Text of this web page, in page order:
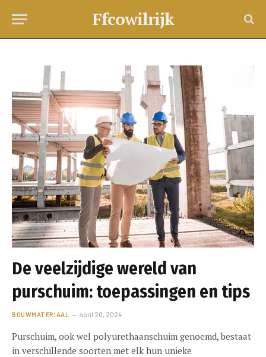
Ffcowilrijk
De veelzijdige wereld van
purschuim: toepassingen en tips
BOUWMATERIAAL april 20, 2024
Purschuim, ook wel polyurethaanschuim genoemd, bestaat
in verschillende soorten met elk hun unieke